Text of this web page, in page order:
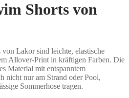
Shorts von
Lakor sind leichte, elastische
Allover-Print in kräftigen Farben. Die
Material mit entspanntem
nicht nur am Strand oder Pool,
Sommerhose tragen.